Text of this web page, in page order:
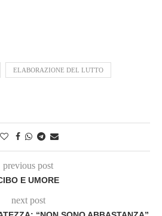
ELABORAZIONE DEL LUTTO
previous post
E UMORE
next post